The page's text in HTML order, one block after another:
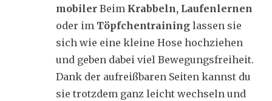
mobiler Beim Krabbeln, Laufenlernen
oder im Töpfchentraining lassen sie
sich wie eine kleine Hose hochziehen
und geben dabei viel Bewegungsfreiheit.
Dank der aufreißbaren Seiten kannst du
sie trotzdem ganz leicht wechseln und